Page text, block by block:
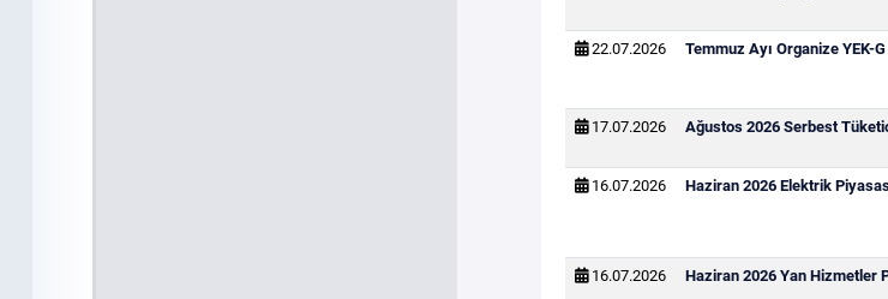
22.07.2026 Temmuz Ayı Organize YEK-
17.07.2026 Ağustos 2026 Serbest
16.07.2026 Haziran 2026 Elektrik
16.07.2026 Haziran 2026 Yan Hizmetler